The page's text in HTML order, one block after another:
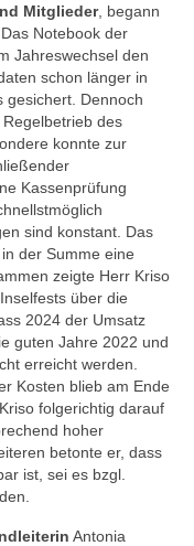
Mitglieder, begann
Notebook der
Jahreswechsel den
schon länger in
gesichert. Dennoch
des
konnte zur
Kassenprüfung
sind konstant. Das
der Summe eine
zeigte Herr Kriso
über die
2024 der Umsatz
guten Jahre 2022 und
erreicht werden.
Kosten blieb am Ende
folgerichtig darauf
hoher
betonte er, dass
ist, sei es bzgl.
Antonia